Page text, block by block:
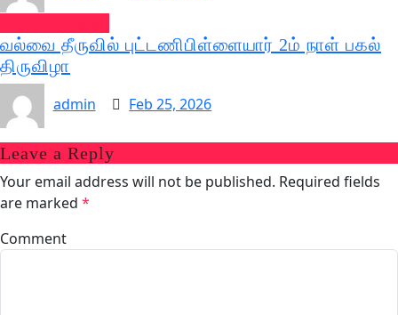
வல்வை தீருவில் புட்டணிபிள்ளையார் 2ம் நாள் பகல்
திருவிழா
admin
Feb 25, 2026
Leave a Reply
Your email address will not be published. Required fields
are marked *
Comment